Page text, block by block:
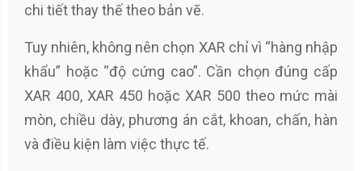
chi tiết thay thế theo bản vẽ.
Tuy nhiên, không nên chọn XAR chỉ vì “hàng nhập
khẩu” hoặc “độ cứng cao”. Cần chọn đúng cấp
XAR 400, XAR 450 hoặc XAR 500 theo mức mài
mòn, chiều dày, phương án cắt, khoan, chấn, hàn
và điều kiện làm việc thực tế.